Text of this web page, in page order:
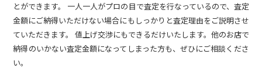
とができます。 一人一人がプロの目で査定を行なっているので、査定
金額にご納得いただけない場合にもしっかりと査定理由をご説明させ
ていただきます。 値上げ交渉にもできるだけいたします。他のお店で
納得のいかない査定金額になってしまった方も、ぜひにご相談くださ
い。